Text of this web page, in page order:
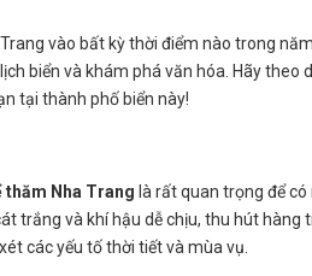
vào bất kỳ thời điểm nào trong
biển và khám phá văn hóa. Hãy theo
tại thành phố biển này!
Nha Trang là rất quan trọng để
trắng và khí hậu dễ chịu, thu hút hàng
các yếu tố thời tiết và mùa vụ.